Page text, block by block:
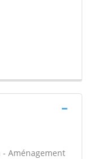
- Aménagement